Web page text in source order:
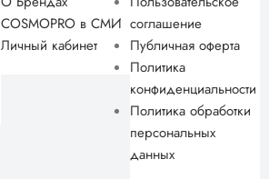
COSMOPRO в СМИ
Личный кабинет
соглашение
Публичная оферта
Политика
конфиденциальности
Политика обработки
персональных
данных